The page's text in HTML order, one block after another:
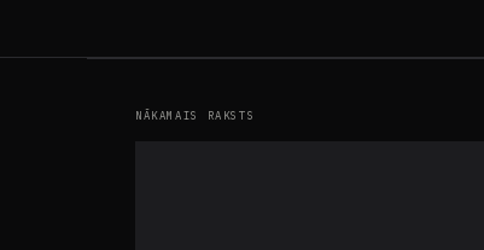
NĀKAMAIS RAKSTS